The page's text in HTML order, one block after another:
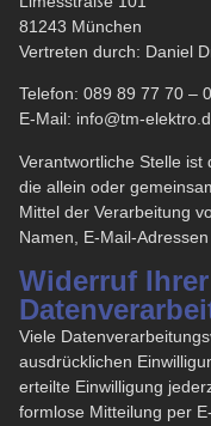
81243 München
Vertreten durch: Daniel
Telefon: 089 89 77 70 – 0
E-Mail: info@tm-
Verantwortliche Stelle ist
die allein oder
Mittel der Verarbeitung
Namen, E-Mail-
Widerruf
Viele
ausdrücklichen
erteilte Einwilligung
formlose Mitteilung per